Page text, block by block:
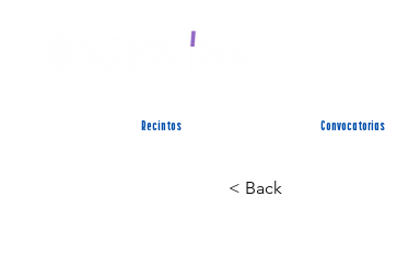
Recintos Convocatorias
< Back